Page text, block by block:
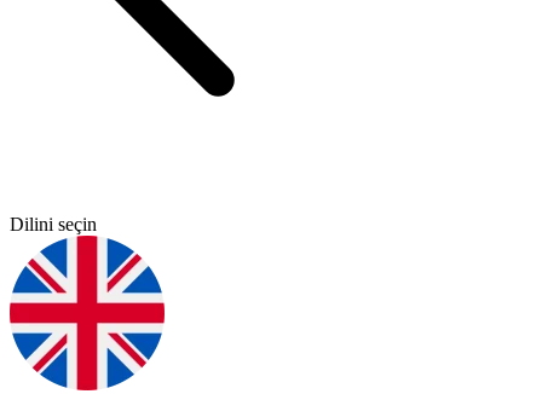
Dilini seçin